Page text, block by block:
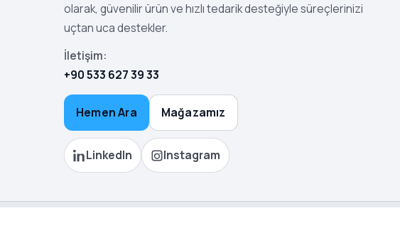
olarak, güvenilir ürün ve hızlı tedarik desteğiyle süreçlerinizi
uçtan uca destekler.
İletişim:
+90 533 627 39 33
Hemen Ara Mağazamız
LinkedIn Instagram